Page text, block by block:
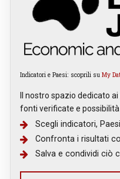
Indicatori e Paesi: scoprili su My
Il nostro spazio dedicato
fonti verificate e
Scegli indicatori,
Confronta i risultati
Salva e condividi ciò